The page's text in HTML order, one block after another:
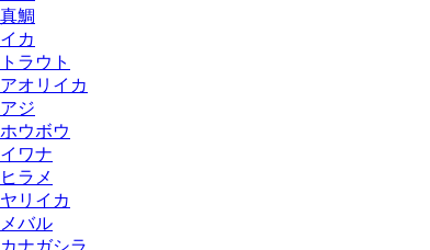
真鯛
イカ
トラウト
アオリイカ
アジ
ホウボウ
イワナ
ヒラメ
ヤリイカ
メバル
カナガシラ